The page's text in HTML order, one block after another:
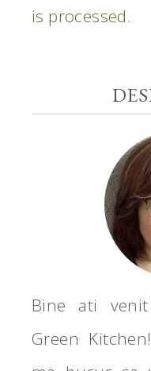
is processed.
Bine ati venit
Green